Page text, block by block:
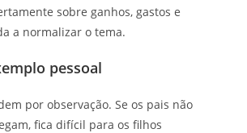
sobre ganhos, gastos e
a normalizar o tema.
pessoal
por observação. Se os pais não
fica difícil para os filhos